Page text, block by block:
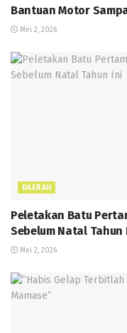
Bantuan Motor
Mei 2, 2026
DAERAH
Peletakan Batu
Sebelum Natal Tahun
Mei 2, 2026